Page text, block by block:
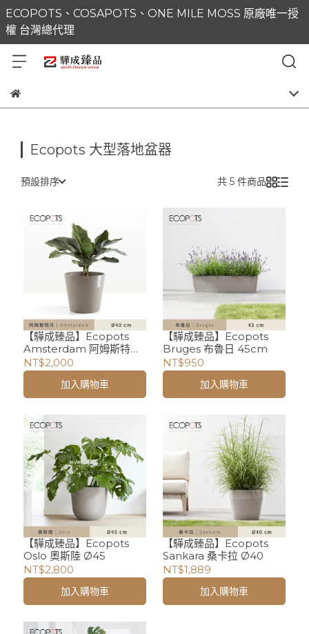
ECOPOTS、COSAPOTS、ONE MILE MOSS 原廠唯一授
權 台灣總代理
Ecopots 大型落地盆器
預設排序 共 5 件商品
【驊成臻品】Ecopots
Amsterdam 阿姆斯特丹
Ø40
NT$2,000
加入購物車
【驊成臻品】Ecopots
Bruges 布魯日 45cm
NT$950
加入購物車
【驊成臻品】Ecopots
Oslo 奧斯陸 Ø45
NT$2,800
加入購物車
【驊成臻品】Ecopots
Sankara 桑卡拉 Ø40
NT$1,889
加入購物車